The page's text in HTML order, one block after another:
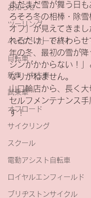
お知らせ
ツーリング
バイク・オートバイ
自転車
新車・中古車
試乗車
オフロード
サイクリング
スクール
電動アシスト自転車
ロイヤルエンフィールド
ブリヂストンサイクル
まだまだ雪が舞う日
ろそろ冬の相棒・除
オフ」が見えてきまし
れるだけ」で終わら
年の冬、最初の雪が
ジンがかからない！
なりかねません。
山口輪店から、長く
セルフメンテナンス
す！